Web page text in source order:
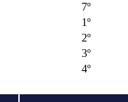
7º
1º
2º
3º
4º